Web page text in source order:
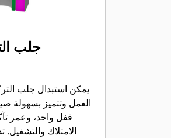
جلب
يمكن استبدال جلب
العمل وتتميز بسهولة
قفل واحد، وعمر